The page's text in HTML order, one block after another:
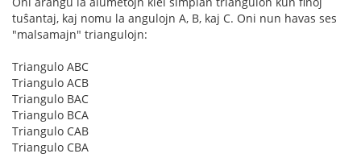
tuŝantaj, kaj nomu la angulojn A, B, kaj C. Oni nun havas ses
"malsamajn" triangulojn:
Triangulo ABC
Triangulo ACB
Triangulo BAC
Triangulo BCA
Triangulo CAB
Triangulo CBA